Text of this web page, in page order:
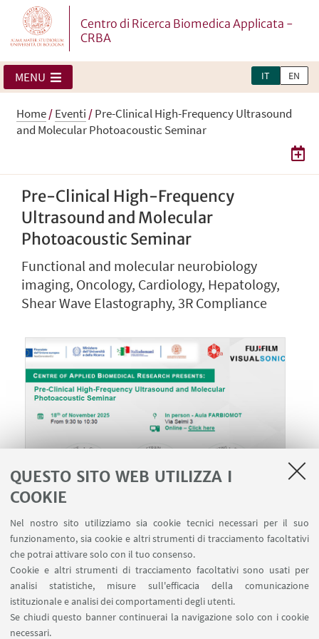
QUESTO SITO WEB UTILIZZA I
COOKIE
Nel nostro sito utilizziamo sia cookie tecnici necessari per il suo
funzionamento, sia cookie e altri strumenti di tracciamento facoltativi
che potrai attivare solo con il tuo consenso.
Cookie e altri strumenti di tracciamento facoltativi sono usati per
analisi statistiche, misure sull'efficacia della comunicazione
istituzionale e analisi dei comportamenti degli utenti.
Se chiudi questo banner continuerai la navigazione solo con i cookie
necessari.
Centro di Ricerca Biomedica Applicata -
CRBA
IT EN
MENU
Home/Eventi /Pre-Clinical High-Frequency Ultrasound
and Molecular Photoacoustic Seminar
Pre-Clinical High-Frequency
Ultrasound and Molecular
Photoacoustic Seminar
Functional and molecular neurobiology
imaging, Oncology, Cardiology, Hepatology,
Shear Wave Elastography, 3R Compliance
DATA: 18NOVEMBRE2025
LUOGO:Università di Bologna, Aula FARBIOMOT,
Via Selmi 3 - Evento in presenza e online
TIPO:Seminari del Laboratorio